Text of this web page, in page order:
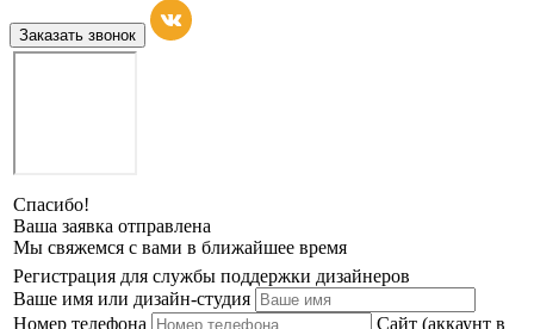
Заказать звонок
Спасибо!
Ваша заявка отправлена
Мы свяжемся с вами в ближайшее время
Регистрация для службы поддержки дизайнеров
Ваше имя или дизайн-студия
Номер телефона
Сайт (аккаунт в